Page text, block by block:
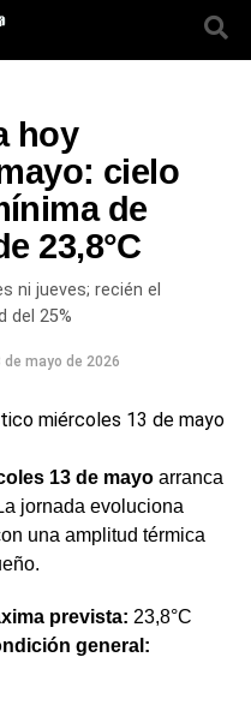
hoy
cielo
de
23,8°C
ni jueves; recién el
del 25%
de mayo de 2026
13 de mayoarranca
jornada evoluciona
una amplitud térmica
prevista: 23,8°C
general: